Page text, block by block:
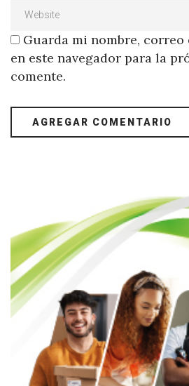
Guarda mi nombre,
en este navegador para la
comente.